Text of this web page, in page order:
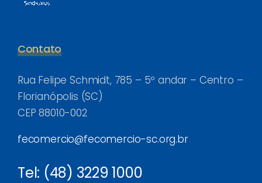
Contato
Rua Felipe Schmidt, 785 – 5º andar – Centro –
Florianópolis (SC)
CEP 88010-002
fecomercio@fecomercio-sc.org.br
Tel: (48) 3229 1000